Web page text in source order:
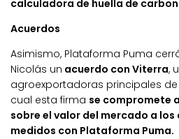
calculadora de huella de
Acuerdos
Asimismo, Plataforma Puma
Nicolás un acuerdo con Viterra,
agroexportadoras principales
cual esta firma se compromete
sobre el valor del mercado a los
medidos con Plataforma Puma.